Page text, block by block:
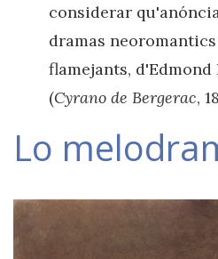
considerar
dramas
flamejants, d'Edmond
(Cyrano de Bergerac,
Lo